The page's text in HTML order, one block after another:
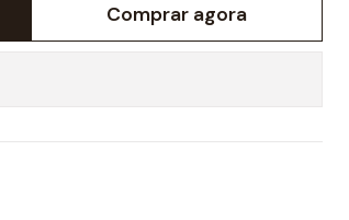
Comprar agora